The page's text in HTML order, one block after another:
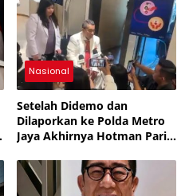
Nasional
Setelah Didemo dan
Dilaporkan ke Polda Metro
Jaya Akhirnya Hotman Paris
Singapura